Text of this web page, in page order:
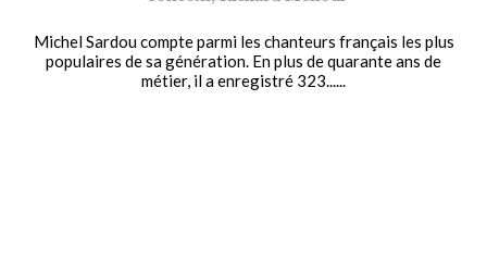
Michel Sardou compte parmi les chanteurs français les plus
populaires de sa génération. En plus de quarante ans de
métier, il a enregistré 323......